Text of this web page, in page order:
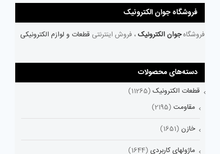
فروشگاه جوان الکترونیک
فروشگاهجوان الکترونیک ، فروش اینترنتی قطعات و لوازم الکترونیکی
دسته‌های محصولات
قطعات الکترونیک (11265)
مقاومت (2195)
خازن (1651)
ماژولهای کاربردی (1644)